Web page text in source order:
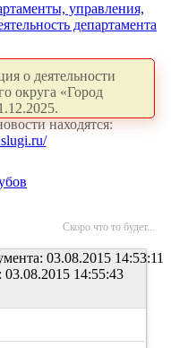
управления,
департамента
о деятельности
округа «Город
находятся:
Скоро что то будет...
03.08.2015 14:53:11
14:55:43